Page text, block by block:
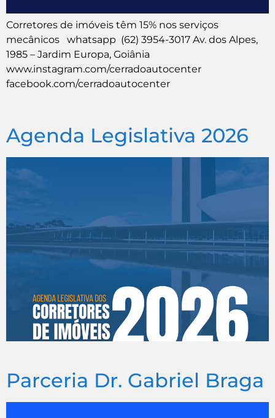
Corretores de imóveis têm 15% nos serviços
mecânicos whatsapp (62) 3954-3017 Av. dos Alpes,
1985 – Jardim Europa, Goiânia
www.instagram.com/cerradoautocenter
facebook.com/cerradoautocenter
Agenda Legislativa 2026
Parceria Dr. Gabriel Braga